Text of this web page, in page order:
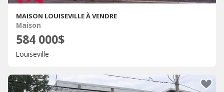
MAISON LOUISEVILLE À VENDRE
Maison
584 000$
Louiseville